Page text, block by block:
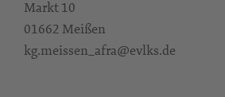
Markt 10
01662 Meißen
kg.meissen_afra@evlks.de